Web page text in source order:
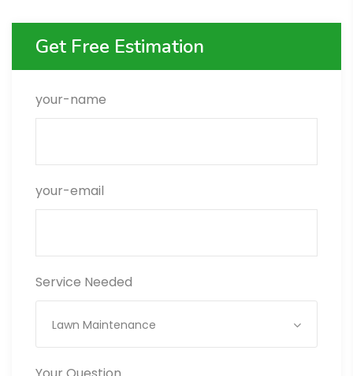
Get Free Estimation
your-name
your-email
Service Needed
Lawn Maintenance